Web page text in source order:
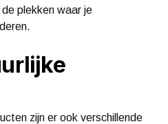
plekken waar je
zijn er ook verschillende